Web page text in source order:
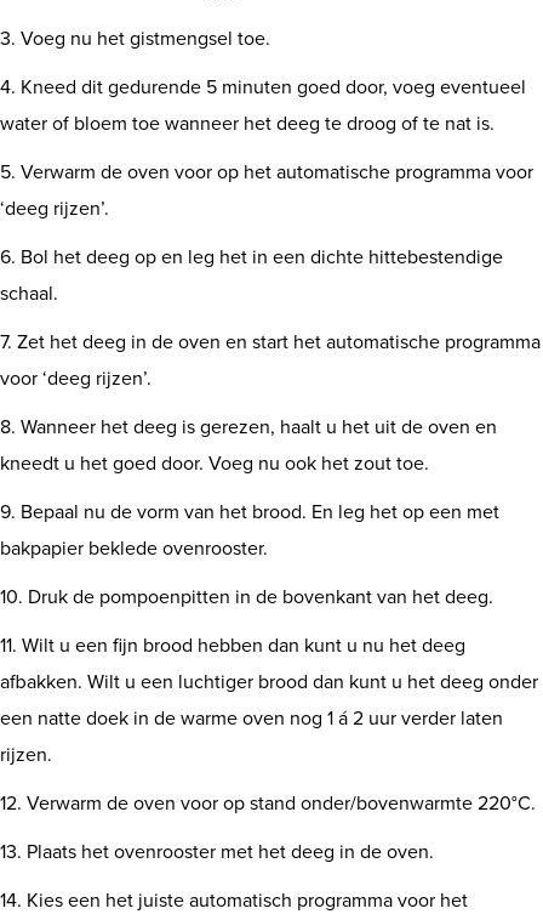
3. Voeg nu het gistmengsel toe.
4. Kneed dit gedurende 5 minuten goed door, voeg eventueel
water of bloem toe wanneer het deeg te droog of te nat is.
5. Verwarm de oven voor op het automatische programma voor
‘deeg rijzen’.
6. Bol het deeg op en leg het in een dichte hittebestendige
schaal.
7. Zet het deeg in de oven en start het automatische programma
voor ‘deeg rijzen’.
8. Wanneer het deeg is gerezen, haalt u het uit de oven en
kneedt u het goed door. Voeg nu ook het zout toe.
9. Bepaal nu de vorm van het brood. En leg het op een met
bakpapier beklede ovenrooster.
10. Druk de pompoenpitten in de bovenkant van het deeg.
11. Wilt u een fijn brood hebben dan kunt u nu het deeg
afbakken. Wilt u een luchtiger brood dan kunt u het deeg onder
een natte doek in de warme oven nog 1 á 2 uur verder laten
rijzen.
12. Verwarm de oven voor op stand onder/bovenwarmte 220°C.
13. Plaats het ovenrooster met het deeg in de oven.
14. Kies een het juiste automatisch programma voor het